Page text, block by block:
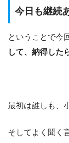
今日も継続
ということで今
して、納得した
最初は誰しも、
そしてよく聞く